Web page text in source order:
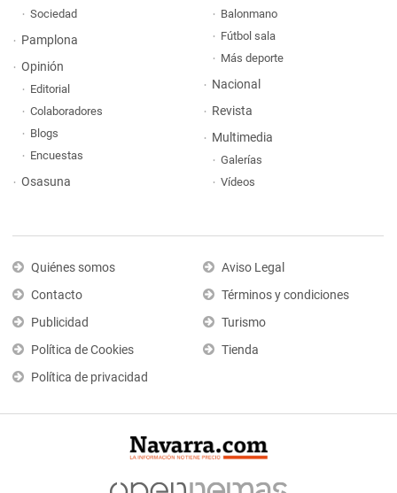
Sociedad
Pamplona
Opinión
Editorial
Colaboradores
Blogs
Encuestas
Osasuna
Balonmano
Fútbol sala
Más deporte
Nacional
Revista
Multimedia
Galerías
Vídeos
Quiénes somos
Contacto
Publicidad
Política de Cookies
Política de privacidad
Aviso Legal
Términos y condiciones
Turismo
Tienda